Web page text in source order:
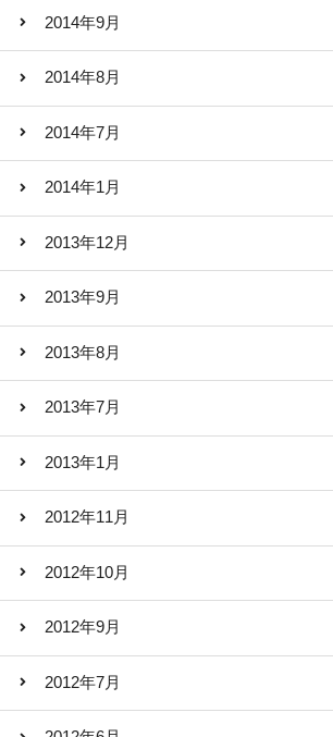
2014年9月
2014年8月
2014年7月
2014年1月
2013年12月
2013年9月
2013年8月
2013年7月
2013年1月
2012年11月
2012年10月
2012年9月
2012年7月